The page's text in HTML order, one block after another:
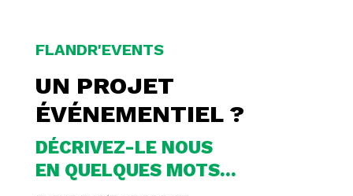
FLANDR'EVENTS
UN PROJET
ÉVÉNEMENTIEL ?
DÉCRIVEZ-LE NOUS
EN QUELQUES MOTS...